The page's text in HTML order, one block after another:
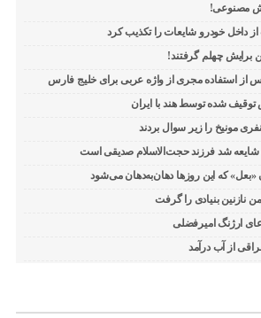
مصنوعی!
از داخل خودرو شایعات را تکذیب کرد
برایش چهلم گرفتند!
از استفاده مجری از واژه عربی برای خلیج فارس
شده توسط هند با ایران
شایعه شد فرزند حجت‌الاسلام صدیقی است
که این روزها دهان‌به‌دهان می‌شود
نازنین بنیادی را گرفت
از آب درآمد